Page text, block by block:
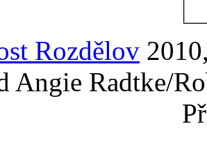
Rozdělov
Angie Radtke/